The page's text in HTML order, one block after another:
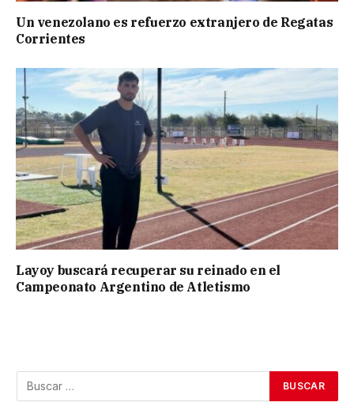
Un venezolano es refuerzo extranjero de Regatas
Corrientes
Layoy buscará recuperar su reinado en el
Campeonato Argentino de Atletismo